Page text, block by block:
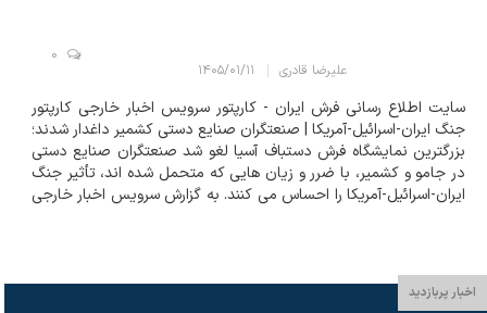
علیرضا قادری ۱۴۰۵/۰۱/۱۱
0
سایت اطلاع رسانی فرش ایران - کارپتور سرویس اخبار خارجی کارپتور
جنگ ایران-اسرائیل-آمریکا | صنعتگران صنایع دستی کشمیر داغدار شدند؛
بزرگترین نمایشگاه فرش دستباف آسیا لغو شد صنعتگران صنایع دستی
در جامو و کشمیر، با ضرر و زیان هایی که متحمل شده اند، تأثیر جنگ
ایران-اسرائیل-آمریکا را احساس می کنند. به گزارش سرویس اخبار خارجی
اخبار پربازدید